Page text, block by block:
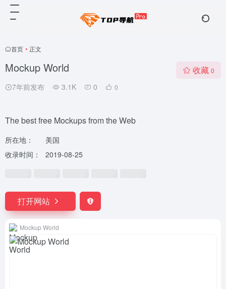
首页 • 正文
Mockup World
7年前发布 3.1K 0 0
收藏 0
The best free Mockups from the Web
所在地：
美国
收录时间：
2019-08-25
打开网站
Mockup World